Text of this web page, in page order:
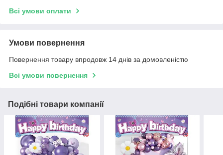
Всі умови оплати
Умови повернення
Повернення товару впродовж 14 днів за домовленістю
Всі умови повернення
Подібні товари компанії